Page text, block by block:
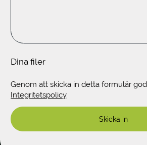
Dina filer
Genom att skicka in detta formulär
Integritetspolicy.